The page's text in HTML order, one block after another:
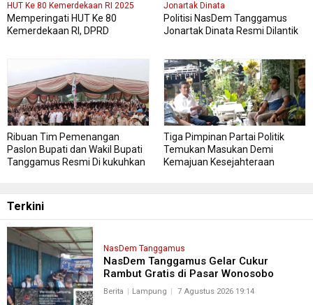
HUT Ke 80 Kemerdekaan RI 2025
Memperingati HUT Ke 80
Kemerdekaan RI, DPRD
Jonartak Dinata
Politisi NasDem Tanggamus
Jonartak Dinata Resmi Dilantik
Ribuan Tim Pemenangan
Paslon Bupati dan Wakil Bupati
Tanggamus Resmi Di kukuhkan
Tiga Pimpinan Partai Politik
Temukan Masukan Demi
Kemajuan Kesejahteraan
Terkini
NasDem Tanggamus
NasDem Tanggamus Gelar Cukur
Rambut Gratis di Pasar Wonosobo
Berita Lampung 7 Agustus 2026 19:14